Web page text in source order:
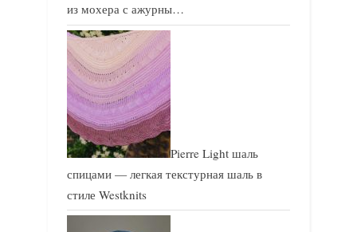
из мохера с ажурны…
Pierre Light шаль
спицами — легкая текстурная шаль в
стиле Westknits